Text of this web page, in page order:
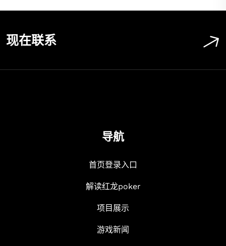
现在联系
导航
首页登录入口
解读红龙poker
项目展示
游戏新闻